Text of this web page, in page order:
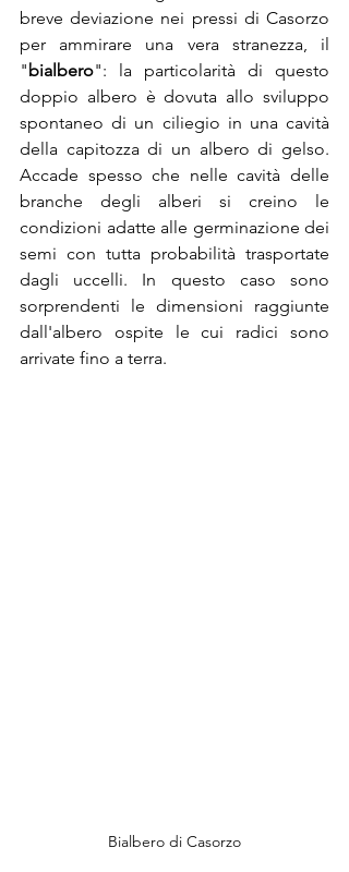
breve deviazione nei pressi di Casorzo
per ammirare una vera stranezza, il
"bialbero": la particolarità di questo
doppio albero è dovuta allo sviluppo
spontaneo di un ciliegio in una cavità
della capitozza di un albero di gelso.
Accade spesso che nelle cavità delle
branche degli alberi si creino le
condizioni adatte alle germinazione dei
semi con tutta probabilità trasportate
dagli uccelli. In questo caso sono
sorprendenti le dimensioni raggiunte
dall'albero ospite le cui radici sono
arrivate fino a terra.
Bialbero di Casorzo